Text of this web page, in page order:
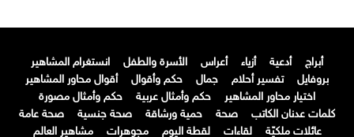
أبراج أدعية أزياء أعراس الأسرة والطفل
انستغرام المشاهير
بروفايل
تفسير أحلام جمال حكم وأقوال
أقوال محاور المشاهير
اختيار محاور المشاهير
حكم وأمثال عربية
حكم وأمثال مصورة
كلمات عدنان الكاتب
صحة حمية ورشاقة صحة جنسية
صحة عامة
عائلات ملكيّة
لقاءات لقطة اليوم مجوهرات مشاهير العالم